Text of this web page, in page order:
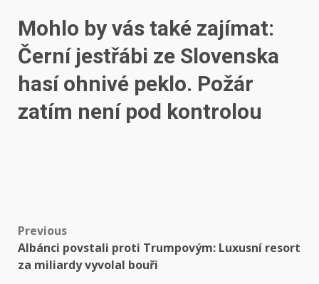
Mohlo by vás také zajímat:
Černí jestřábi ze Slovenska
hasí ohnivé peklo. Požár
zatím není pod kontrolou
Post
navigation
Previous
Albánci povstali proti Trumpovým: Luxusní resort
za miliardy vyvolal bouři